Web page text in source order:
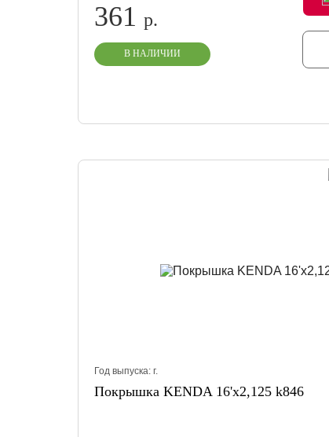
361р.
В НАЛИЧИИ
Год выпуска:г.
Покрышка KENDA 16'х2,125 k846